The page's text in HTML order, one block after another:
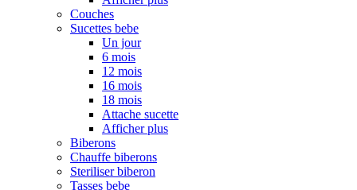
Couches
Sucettes bebe
Un jour
6 mois
12 mois
16 mois
18 mois
Attache sucette
Afficher plus
Biberons
Chauffe biberons
Steriliser biberon
Tasses bebe